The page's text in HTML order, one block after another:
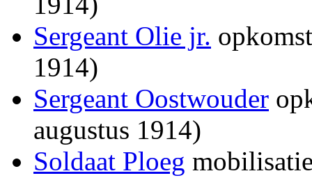
Sergeant Olie jr.
1914)
Sergeant Oostwouder
augustus 1914)
Soldaat Ploeg